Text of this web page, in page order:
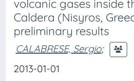
volcanic gases inside
Caldera (Nisyros,
preliminary results
CALABRESE, Sergio;
2013-01-01